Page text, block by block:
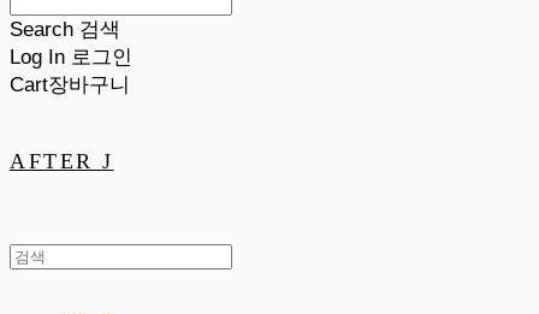
Search 검색
Log In 로그인
Cart장바구니
AFTER J